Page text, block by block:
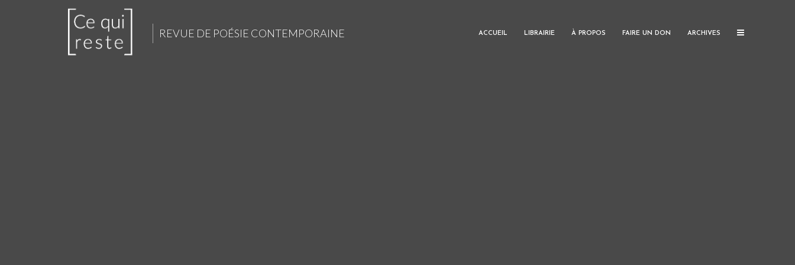
REVUE DE POÉSIE CONTEMPORAINE ACCUEIL LIBRAIRIE À PROPOS FAIRE UN DON ARCHIVES